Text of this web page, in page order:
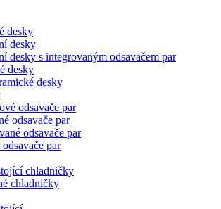
desky
desky
desky s integrovaným odsavačem par
desky
desky
odsavače par
odsavače par
odsavače par
par
chladničky
chladničky